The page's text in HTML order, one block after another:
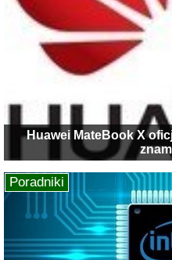
Huawei MateBook X
Poradniki